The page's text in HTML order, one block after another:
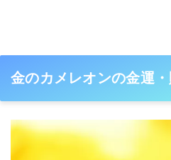
金のカメレオンの金運